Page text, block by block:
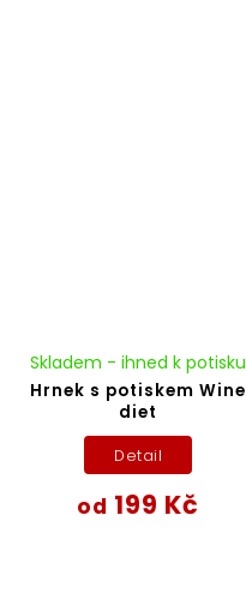
Hrnek s potiskem Wine
diet
Skladem - ihned k potisku
od 199 Kč
Detail